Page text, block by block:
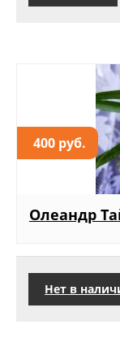
400 руб.
Олеандр
Нет в